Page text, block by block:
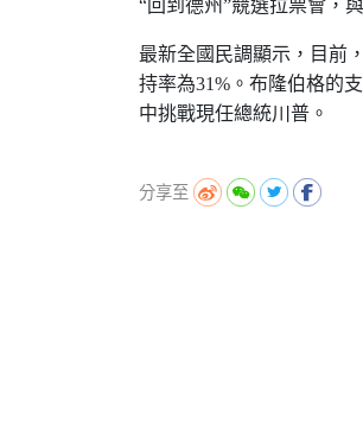
“回到德州”競選拉票會，
最新全國民調顯示，目前
持率為31% 。布隆伯格的
中挑戰現任總統川普。
分享至